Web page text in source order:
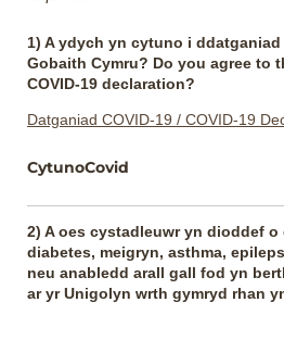
1) A ydych yn cytuno i ddatganiad
Gobaith Cymru? Do you agree to
COVID-19 declaration?
Datganiad COVID-19 / COVID-19
CytunoCovid
2) A oes cystadleuwr yn dioddef
diabetes, meigryn, asthma,
neu anabledd arall gall fod yn
ar yr Unigolyn wrth gymryd rhan